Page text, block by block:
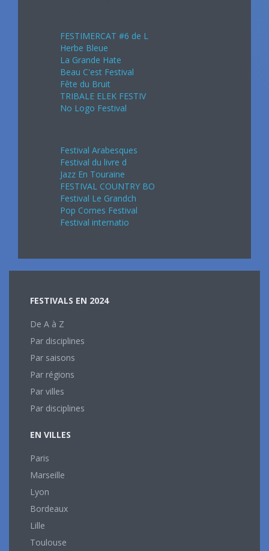
FESTIMERCAT #6 de L
Herbe Bleue
La Grande Hate
Beau C'est Festival
Fête du Bruit
TRIBALE ELEK FESTIV
No Logo Festival
Festival Arabesques
Festival du livre d
Jazz En Touraine
FESTIVAL COUNTRY BO
Festival Le Grandch
Pop Cornes Festival
Festival internatio
FESTIVALS EN 2024
De A à Z
Par disciplines
Par saisons
Par régions
Par villes
Par disciplines
EN VILLES
Paris
Marseille
Lyon
Bordeaux
Lille
Toulouse